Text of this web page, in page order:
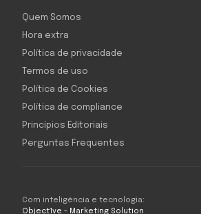
Com inteligência e tecnologia:
Object1ve - Marketing Solution
Quem Somos
Hora extra
Política de privacidade
Termos de uso
Política de Cookies
Política de compliance
Princípios Editoriais
Perguntas Frequentes